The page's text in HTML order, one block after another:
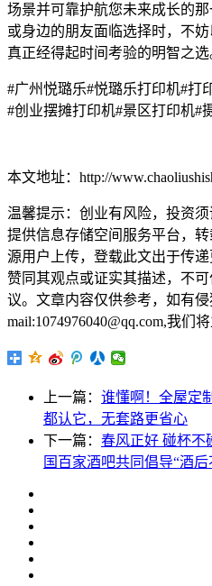
场景并可靠护航您未来成长的
或身边的朋友面临选择时，不
真正经得起时间考验的明智之选
#广州悦璐乐#悦璐乐打印机#打
#创业摆摊打印机#景区打印机#
本文地址：http://
温馨提示：创业有风险，投资须
提供信息存储空间服务平台，
源用户上传，登载此文出于传
赞同其观点或证实其描述，不
议。文章内容仅供参考，如有
mail:1074976040@qq.com,我们
上一篇： 谁懂啊！全屋定
都认它，无套路更省心
下一篇： 春风正好 碰杯不
国百家酒吧共同倡导“酒后